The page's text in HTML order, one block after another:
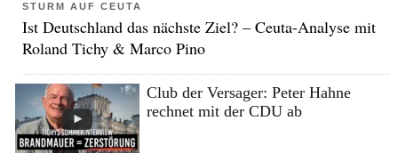
STURM AUF CEUTA
Ist Deutschland das nächste Ziel? – Ceuta-Analyse mit
Roland Tichy & Marco Pino
Club der Versager: Peter Hahne
rechnet mit der CDU ab